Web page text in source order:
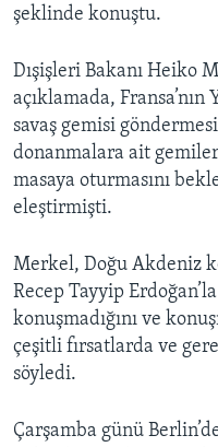
şeklinde konuştu.
Dışişleri Bakanı Heiko
açıklamada, Fransa’nın
savaş gemisi
donanmalara ait
masaya oturmasını
eleştirmişti.
Merkel, Doğu Akdeniz
Recep Tayyip
konuşmadığını ve
çeşitli fırsatlarda ve
söyledi.
Çarşamba günü